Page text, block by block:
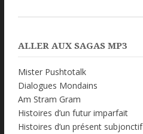
ALLER AUX SAGAS MP3
Mister Pushtotalk
Dialogues Mondains
Am Stram Gram
Histoires d’un futur imparfait
Histoires d’un présent subjonctif